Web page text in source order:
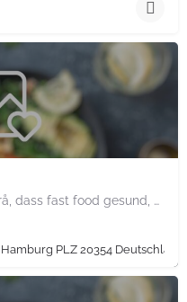
mit reichhaltigen bowls beweist rå, dass fast food gesund, nachhaltig und hundertprozentig vegan sein kann.…
PLZ 20354 Deutschland